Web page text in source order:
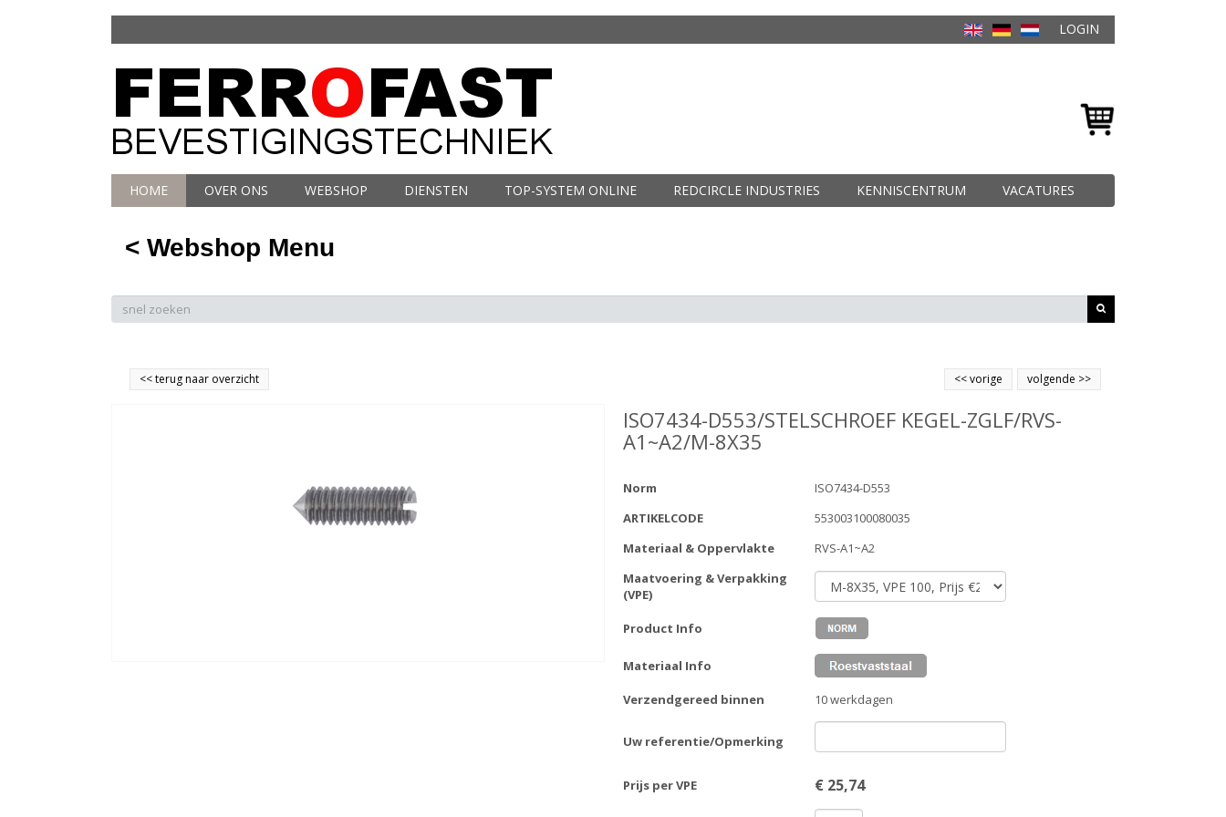
LOGIN
HOME OVER ONS WEBSHOP DIENSTEN TOP-SYSTEM ONLINE REDCIRCLE INDUSTRIES KENNISCENTRUM VACATURES
< Webshop Menu
<<terug naar overzicht volgende >>
<<vorige
ISO7434-D553/STELSCHROEF KEGEL-ZGLF/RVS-
A1~A2/M-8X35
Norm
ISO7434-D553
ARTIKELCODE
553003100080035
Materiaal & Oppervlakte
RVS-A1~A2
Maatvoering & Verpakking
(VPE)
Product Info
Materiaal Info
Verzendgereed binnen 10 werkdagen
Uw referentie/Opmerking
Prijs per VPE € 25,74